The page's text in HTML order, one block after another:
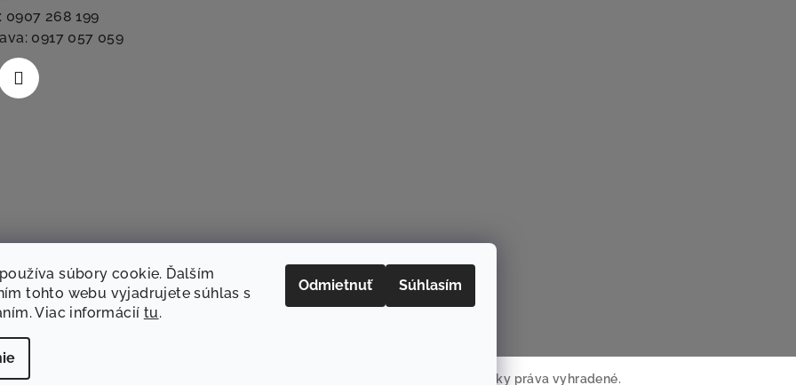
súbory cookie. Ďalším
tohto webu vyjadrujete súhlas s
Viac informácií tu.
Odmietnuť Súhlasím
0907 268 199
0917 057 059
. Všetky práva vyhradené.